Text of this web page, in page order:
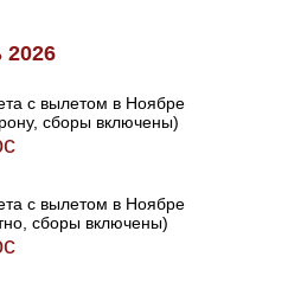
с вылетом в Ноябре
сборы включены)
с вылетом в Ноябре
сборы включены)